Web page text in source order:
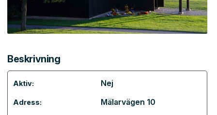
Beskrivning
Aktiv: Nej
Adress: Mälarvägen 10